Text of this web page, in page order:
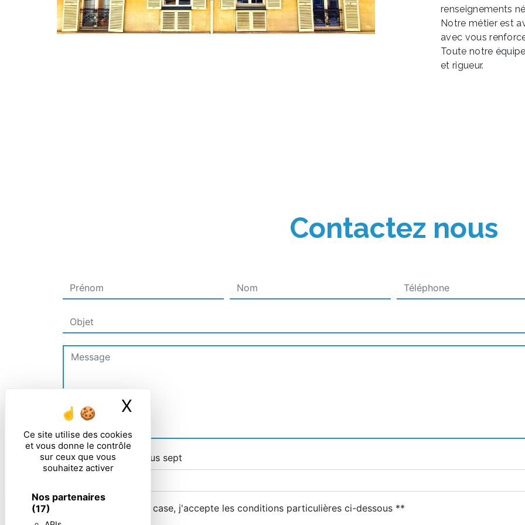
Ce site utilise des cookies
et vous donne le contrôle
sur ceux que vous
souhaitez activer
Nos partenaires
(17)
X
renseignements
Notre métier est
avec vous
Toute notre
et rigueur.
Contactez nous
Combien font six plus sept
En cochant cette case, j'accepte les conditions particulières ci-dessous **